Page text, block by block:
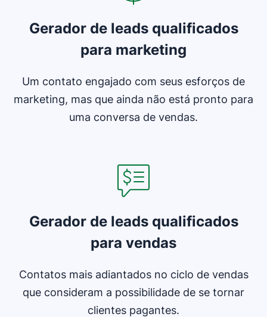
Gerador de leads qualificados
para marketing
Um contato engajado com seus esforços de
marketing, mas que ainda não está pronto para
uma conversa de vendas.
Gerador de leads qualificados
para vendas
Contatos mais adiantados no ciclo de vendas
que consideram a possibilidade de se tornar
clientes pagantes.